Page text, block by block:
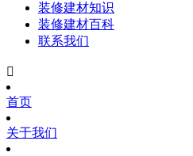
装修建材知识
装修建材百科
联系我们

首页
关于我们